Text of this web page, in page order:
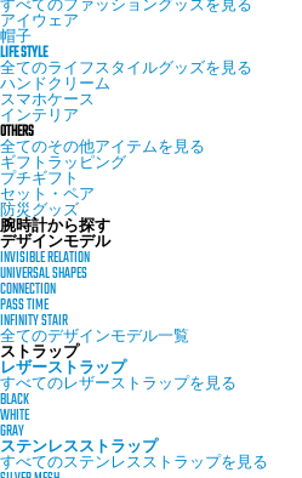
すべてのファッショングッズを見る
アイウェア
帽子
LIFE STYLE
全てのライフスタイルグッズを見る
ハンドクリーム
スマホケース
インテリア
OTHERS
全てのその他アイテムを見る
ギフトラッピング
プチギフト
セット・ペア
防災グッズ
腕時計から探す
デザインモデル
INVISIBLE RELATION
UNIVERSAL SHAPES
CONNECTION
PASS TIME
INFINITY STAIR
全てのデザインモデル一覧
ストラップ
レザーストラップ
すべてのレザーストラップを見る
BLACK
WHITE
GRAY
ステンレスストラップ
すべてのステンレスストラップを見る